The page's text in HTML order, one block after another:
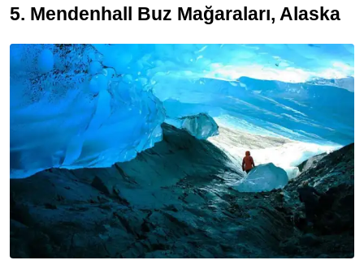
5. Mendenhall Buz Mağaraları, Alaska